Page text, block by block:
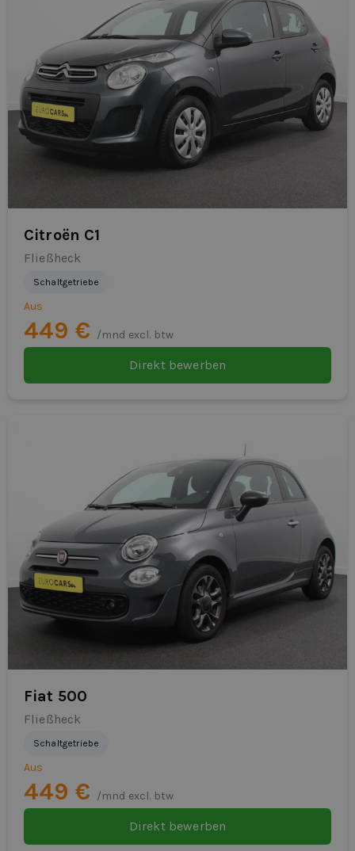
Citroën C1
Fließheck
Schaltgetriebe
Aus
449 € /mnd excl. btw
Direkt bewerben
Fiat 500
Fließheck
Schaltgetriebe
Aus
449 € /mnd excl. btw
Direkt bewerben